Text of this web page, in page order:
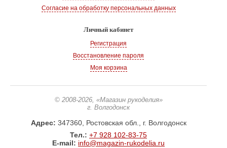
Согласие на обработку персональных данных
Личный кабинет
Регистрация
Восстановление пароля
Моя корзина
© 2008-2026, «Магазин рукоделия»
г. Волгодонск
Адрес: 347360, Ростовская обл., г. Волгодонск
Тел.: +7 928 102-83-75
E-mail: info@magazin-rukodelia.ru